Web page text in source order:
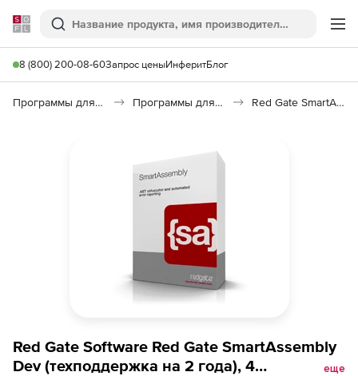
Softline
Поиск
8 (800) 200-08-60Запрос ценыИнферитБлог
Программы для программирования Программы для разработки ПО Red Gate SmartAssembly
Red Gate Software Red Gate SmartAssembly
Dev (техподдержка на 2 года), 4
еще